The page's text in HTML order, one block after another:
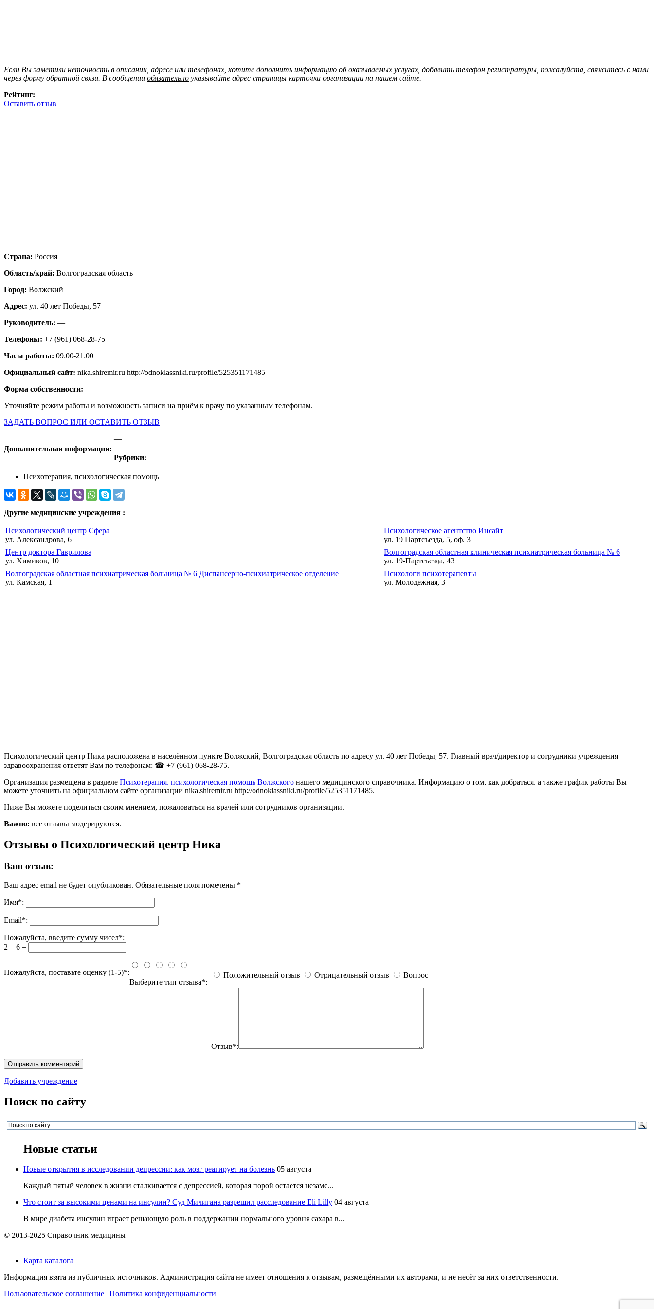
Если Вы заметили неточность в описании, адресе или телефонах, хотите дополнить информацию об оказываемых услугах, добавить телефон регистратуры, пожалуйста, свяжитесь с нами
через форму обратной связи. В сообщении обязательно указывайте адрес страницы карточки организации на нашем сайте.
Рейтинг:
Оставить отзыв
Страна: Россия
Область/край: Волгоградская область
Город: Волжский
Адрес: ул. 40 лет Победы, 57
Руководитель: —
Телефоны: +7 (961) 068-28-75
Часы работы: 09:00-21:00
Официальный сайт: nika.shiremir.ru http://odnoklassniki.ru/profile/525351171485
Форма собственности: —
Уточняйте режим работы и возможность записи на приём к врачу по указанным телефонам.
ЗАДАТЬ ВОПРОС ИЛИ ОСТАВИТЬ ОТЗЫВ
Дополнительная информация:
—
Рубрики:
Психотерапия, психологическая помощь
Другие медицинские учреждения :
Психологический центр Сфера
ул. Александрова, 6
Психологическое агентство Инсайт
ул. 19 Партсъезда, 5, оф. 3
Центр доктора Гаврилова
ул. Химиков, 10
Волгоградская областная клиническая психиатрическая больница № 6
ул. 19-Партсъезда, 43
Волгоградская областная психиатрическая больница № 6 Диспансерно-психиатрическое отделение
ул. Камская, 1
Психологи психотерапевты
ул. Молодежная, 3
Психологический центр Ника расположена в населённом пункте Волжский, Волгоградская область по адресу ул. 40 лет Победы, 57. Главный врач/директор и сотрудники учреждения
здравоохранения ответят Вам по телефонам: ☎ +7 (961) 068-28-75.
Организация размещена в разделе Психотерапия, психологическая помощь Волжского нашего медицинского справочника. Информацию о том, как добраться, а также график работы Вы
можете уточнить на официальном сайте организации nika.shiremir.ru http://odnoklassniki.ru/profile/525351171485.
Ниже Вы можете поделиться своим мнением, пожаловаться на врачей или сотрудников организации.
Важно: все отзывы модерируются.
Отзывы о Психологический центр Ника
Ваш отзыв:
Ваш адрес email не будет опубликован. Обязательные поля помечены *
Имя*:
Email*:
Пожалуйста, введите сумму чисел*:
2 + 6 =
Пожалуйста, поставьте оценку (1-5)*:
Выберите тип отзыва*:
Положительный отзыв Отрицательный отзыв Вопрос
Отзыв*:
Добавить учреждение
Поиск по сайту
Новые статьи
Новые открытия в исследовании депрессии: как мозг реагирует на болезнь 05 августа
Каждый пятый человек в жизни сталкивается с депрессией, которая порой остается незаме...
Что стоит за высокими ценами на инсулин? Суд Мичигана разрешил расследование Eli Lilly 04 августа
В мире диабета инсулин играет решающую роль в поддержании нормального уровня сахара в...
© 2013-2025 Справочник медицины
Карта каталога
Информация взята из публичных источников. Администрация сайта не имеет отношения к отзывам, размещёнными их авторами, и не несёт за них ответственности.
Пользовательское соглашение
Политика конфиденциальности